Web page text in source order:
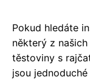
Pokud hledáte
některý z
těstoviny s
jsou